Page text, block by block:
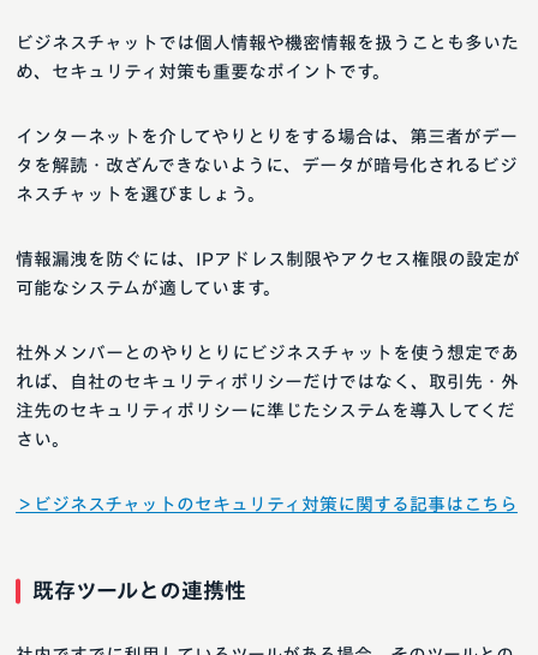
ビジネスチャットでは個人情報や機密情報を扱うことも多いた
め、セキュリティ対策も重要なポイントです。
インターネットを介してやりとりをする場合は、第三者がデー
タを解読・改ざんできないように、データが暗号化されるビジ
ネスチャットを選びましょう。
情報漏洩を防ぐには、IPアドレス制限やアクセス権限の設定が
可能なシステムが適しています。
社外メンバーとのやりとりにビジネスチャットを使う想定であ
れば、自社のセキュリティポリシーだけではなく、取引先・外
注先のセキュリティポリシーに準じたシステムを導入してくだ
さい。
＞ビジネスチャットのセキュリティ対策に関する記事はこちら
既存ツールとの連携性